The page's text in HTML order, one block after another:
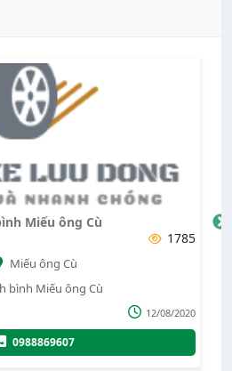
Cứu hộ gara
hotrobhdx.com